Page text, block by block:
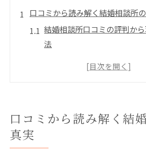
口コミから読み解く結婚相談所
結婚相談所口コミの評判か
法
結婚相談所の2chや本音投稿
結婚相談所口コミサイトの
リアルな評判を知りたい方の結婚
口コミから読み解く結
真実